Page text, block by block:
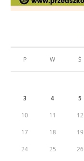
P W Ś
3 4 5
10 11 12
17 18 19
24 25 26